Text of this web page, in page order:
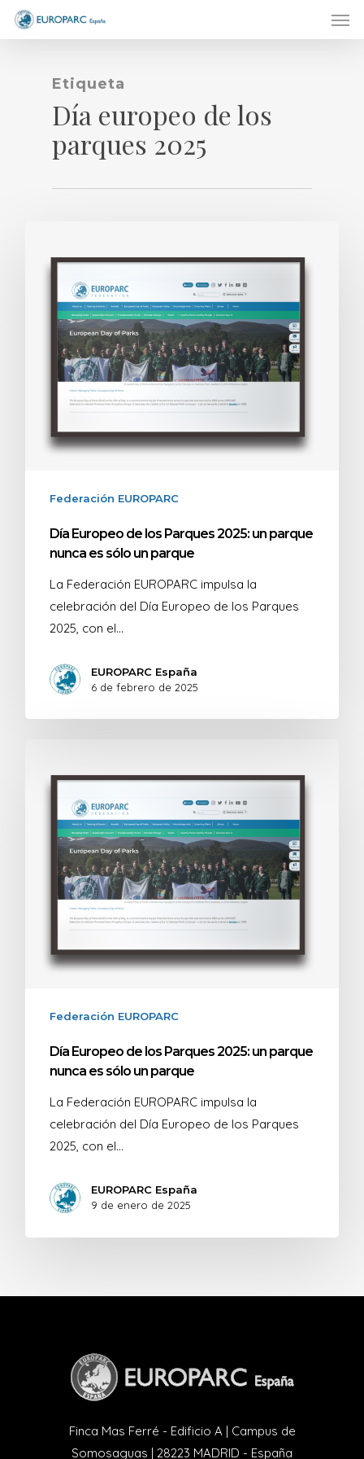
Skip
Etiqueta
Día europeo de los
parques 2025
Federación EUROPARC
Día Europeo de los Parques 2025: un parque
nunca es sólo un parque
La Federación EUROPARC impulsa la
celebración del Día Europeo de los Parques
2025, con el…
EUROPARC España
6 de febrero de 2025
Federación EUROPARC
Día Europeo de los Parques 2025: un parque
nunca es sólo un parque
La Federación EUROPARC impulsa la
celebración del Día Europeo de los Parques
2025, con el…
EUROPARC España
9 de enero de 2025
Finca Mas Ferré - Edificio A | Campus de
Somosaguas | 28223 MADRID - España